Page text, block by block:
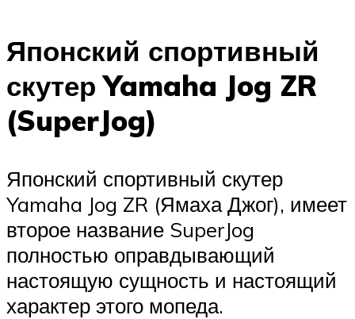
Японский спортивный
скутер Yamaha Jog ZR
(SuperJog)
Японский спортивный скутер
Yamaha Jog ZR (Ямаха Джог), имеет
второе название SuperJog
полностью оправдывающий
настоящую сущность и настоящий
характер этого мопеда.